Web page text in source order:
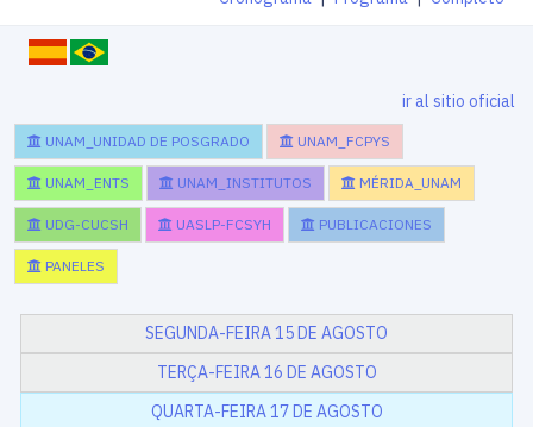
ir al sitio oficial
UNAM_UNIDAD DE POSGRADO UNAM_FCPYS
UNAM_ENTS UNAM_INSTITUTOS MÉRIDA_UNAM
UDG-CUCSH UASLP-FCSYH PUBLICACIONES
PANELES
SEGUNDA-FEIRA 15 DE AGOSTO
TERÇA-FEIRA 16 DE AGOSTO
QUARTA-FEIRA 17 DE AGOSTO